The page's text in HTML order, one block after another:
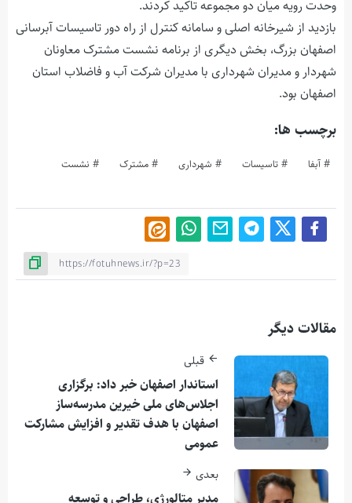
وحدت رویه میان دو مجموعه تاکید کردند.
بازدید از شیرخانه اصلی و سامانه کنترل از راه دور تاسیسات آبرسانی
اصفهان بزرگ، بخش دیگری از برنامه نشست مشترک معاونان‌
شهردار و مدیران شهرداری با مدیران شرکت آب و فاضلاب استان
اصفهان بود.
برچسب ها:
آبفا تاسیسات شهرداری مشترک نشست
مقالات دیگر
قبلی
استاندار اصفهان خبر داد: برگزاری
اجلاس‌های ملی خیرین مدرسه‌ساز
اصفهان با هدف تقدیر و افزایش مشارکت
عمومی
بعدی
مدیر متالورژی، طراحی و توسعه